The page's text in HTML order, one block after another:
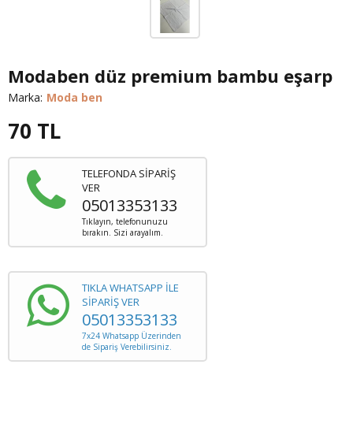
Modaben düz premium bambu eşarp
Marka: Moda ben
70 TL
TELEFONDA SİPARİŞ
VER
05013353133
Tıklayın, telefonunuzu
bırakın. Sizi arayalım.
TIKLA WHATSAPP İLE
SİPARİŞ VER
05013353133
7x24 Whatsapp Üzerinden
de Sipariş Verebilirsiniz.